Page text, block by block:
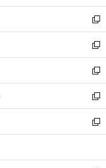
開
く
ウ
で
開
く
ン
ド
ウ
で
開
く
ウ
ィ
ン
ド
ウ
で
開
く
新
し
い
ウ
ィ
ン
ド
ウ
で
開
新
し
い
ウ
ィ
ン
ド
ウ
開
新
し
い
ウ
ィ
ン
ウ
新
し
い
ウ
ン
新
し
ウ